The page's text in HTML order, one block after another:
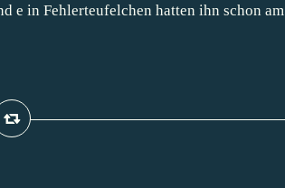
e in Fehlerteufelchen hatten ihn schon am